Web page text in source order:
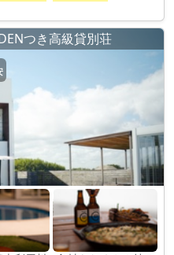
つき高級貸別荘